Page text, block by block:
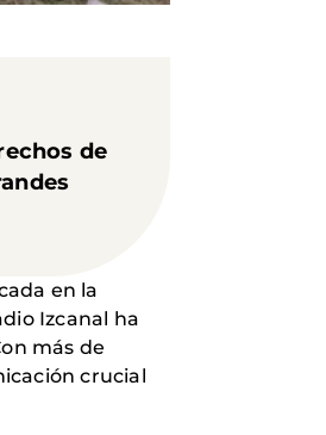
de
en la
Izcanal ha
más de
crucial